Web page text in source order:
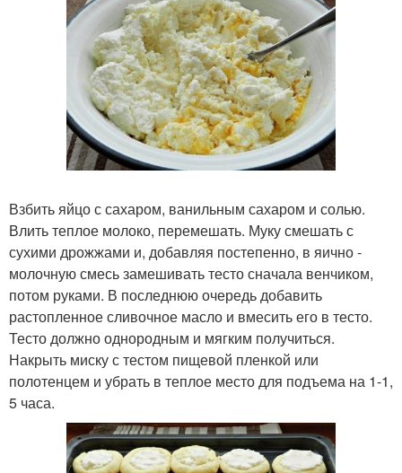
Взбить яйцо с сахаром, ванильным сахаром и солью.
Влить теплое молоко, перемешать. Муку смешать с
сухими дрожжами и, добавляя постепенно, в яично -
молочную смесь замешивать тесто сначала венчиком,
потом руками. В последнюю очередь добавить
растопленное сливочное масло и вмесить его в тесто.
Тесто должно однородным и мягким получиться.
Накрыть миску с тестом пищевой пленкой или
полотенцем и убрать в теплое место для подъема на 1-1,
5 часа.